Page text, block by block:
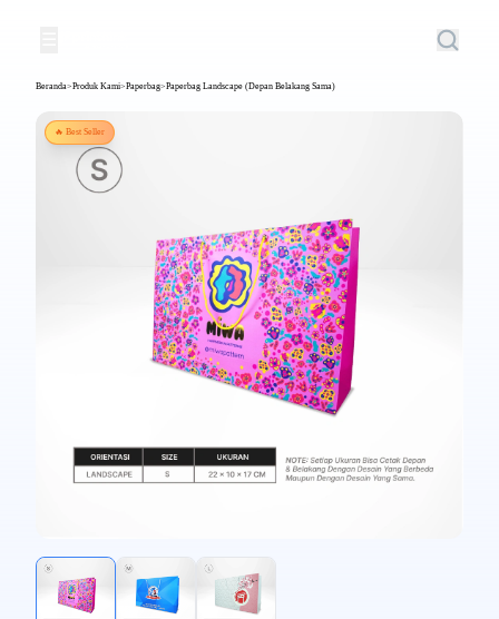
Beranda>Produk Kami>Paperbag>Paperbag Landscape (Depan Belakang Sama)
🔥 Best Seller